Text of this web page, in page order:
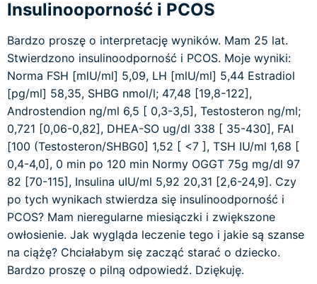
Insulinooporność i PCOS
Bardzo proszę o interpretację wyników. Mam 25 lat.
Stwierdzono insulinoodporność i PCOS. Moje wyniki:
Norma FSH [mlU/ml] 5,09, LH [mlU/ml] 5,44 Estradiol
[pg/ml] 58,35, SHBG nmol/l; 47,48 [19,8-122],
Androstendion ng/ml 6,5 [ 0,3-3,5], Testosteron ng/ml;
0,721 [0,06-0,82], DHEA-SO ug/dl 338 [ 35-430], FAI
[100 (Testosteron/SHBG0] 1,52 [ <7 ], TSH IU/ml 1,68 [
0,4-4,0], 0 min po 120 min Normy OGGT 75g mg/dl 97
82 [70-115], Insulina uIU/ml 5,92 20,31 [2,6-24,9]. Czy
po tych wynikach stwierdza się insulinoodporność i
PCOS? Mam nieregularne miesiączki i zwiększone
owłosienie. Jak wygląda leczenie tego i jakie są szanse
na ciążę? Chciałabym się zacząć starać o dziecko.
Bardzo proszę o pilną odpowiedź. Dziękuję.